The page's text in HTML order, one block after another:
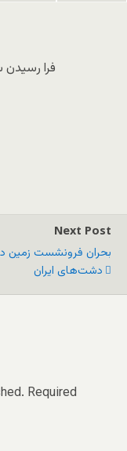
فرا رسیدن
Next Post
بحران فرونشست زمین
دشت‌های ایران
Required